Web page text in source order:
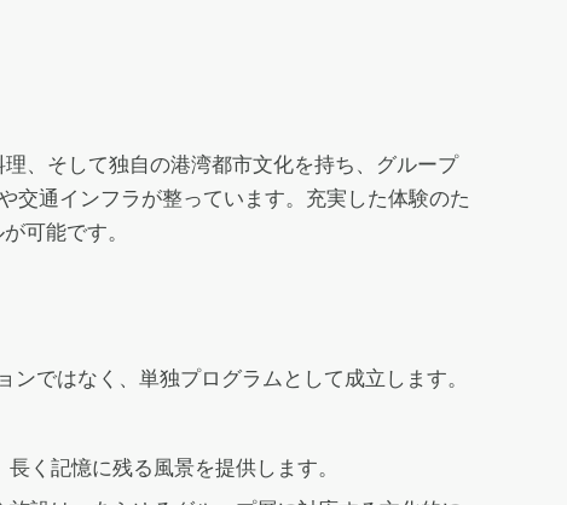
、そして独自の港湾都市文化を持ち、グループ
交通インフラが整っています。充実した体験のた
可能です。
ではなく、単独プログラムとして成立します。
く記憶に残る風景を提供します。